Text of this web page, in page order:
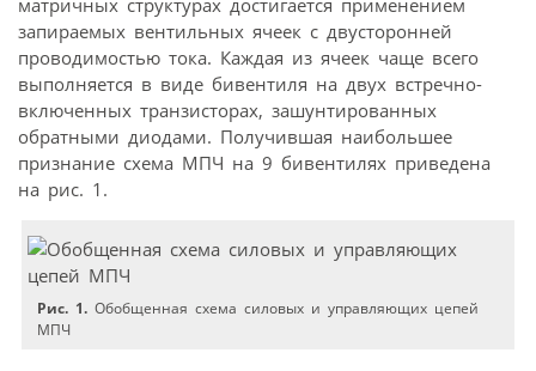
матричных структурах достигается применением
запираемых вентильных ячеек с двусторонней
проводимостью тока. Каждая из ячеек чаще всего
выполняется в виде бивентиля на двух встречно-
включенных транзисторах, зашунтированных
обратными диодами. Получившая наибольшее
признание схема МПЧ на 9 бивентилях приведена
на рис. 1.
Рис. 1. Обобщенная схема силовых и управляющих цепей
МПЧ